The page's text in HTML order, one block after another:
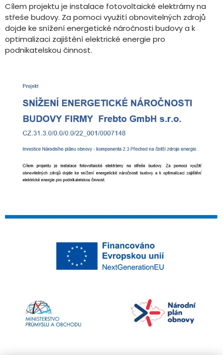
Cílem projektu je instalace fotovoltaické elektrárny na
střeše budovy. Za pomoci využití obnovitelných zdrojů
dojde ke snížení energetické náročnosti budovy a k
optimalizaci zajištění elektrické energie pro
podnikatelskou činnost.